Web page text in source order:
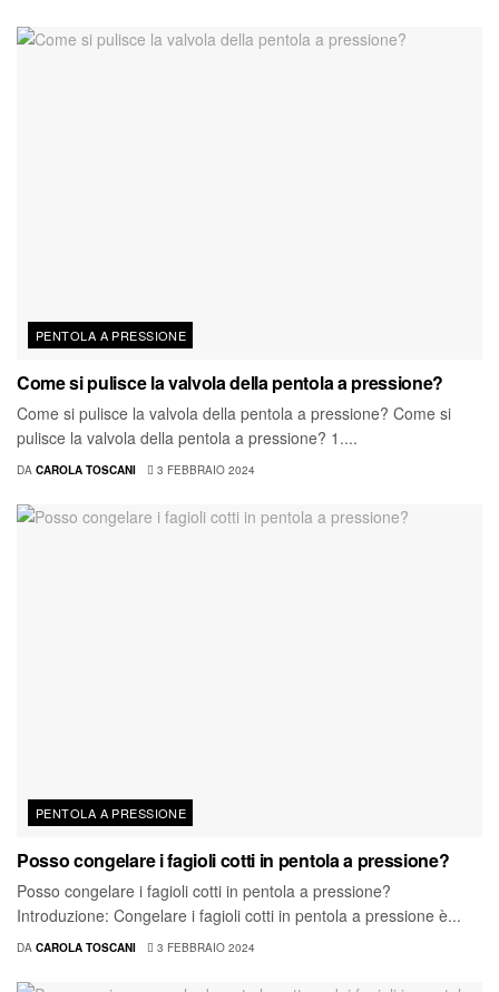
PENTOLA A PRESSIONE
Come si pulisce la valvola della pentola a pressione?
Come si pulisce la valvola della pentola a pressione? Come si
pulisce la valvola della pentola a pressione? 1....
DA CAROLA TOSCANI 3 FEBBRAIO 2024
PENTOLA A PRESSIONE
Posso congelare i fagioli cotti in pentola a pressione?
Posso congelare i fagioli cotti in pentola a pressione?
Introduzione: Congelare i fagioli cotti in pentola a pressione è...
DA CAROLA TOSCANI 3 FEBBRAIO 2024